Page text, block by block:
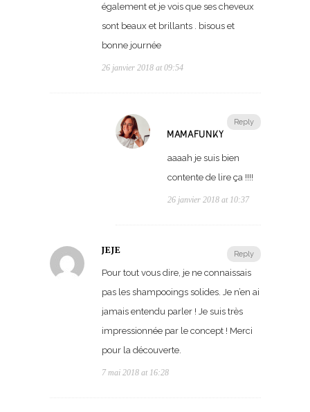
également et je vois que ses cheveux
sont beaux et brillants . bisous et
bonne journée
26 janvier 2018 at 09:54
Reply
MAMAFUNKY
aaaah je suis bien
contente de lire ça !!!!
26 janvier 2018 at 10:37
Reply
JEJE
Pour tout vous dire, je ne connaissais
pas les shampooings solides. Je n’en ai
jamais entendu parler ! Je suis très
impressionnée par le concept ! Merci
pour la découverte.
7 mai 2018 at 16:28